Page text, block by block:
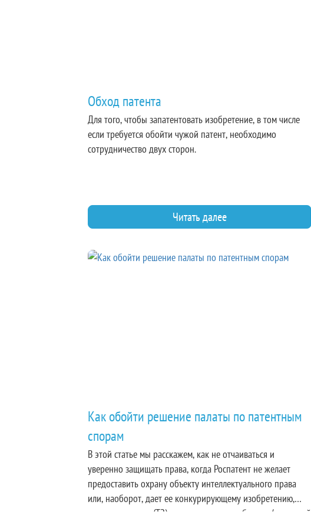
Обход патента
Для того, чтобы запатентовать изобретение, в том числе
если требуется обойти чужой патент, необходимо
сотрудничество двух сторон.
Читать далее
Как обойти решение палаты по патентным
спорам
В этой статье мы расскажем, как не отчаиваться и
уверенно защищать права, когда Роспатент не желает
предоставить охрану объекту интеллектуального права
или, наоборот, дает ее конкурирующему изобретению,
товарному знаку (ТЗ), промышленному образцу / полезной